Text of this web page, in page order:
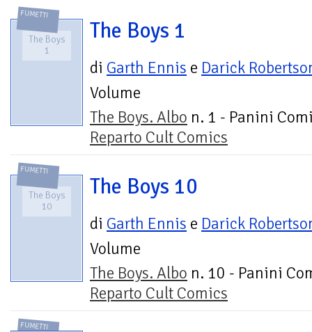
FUMETTI
The Boys
1
The Boys 1
di Garth Ennis e Darick
Volume
The Boys. Albo n. 1 - Panini
Reparto Cult Comics
FUMETTI
The Boys
10
The Boys 10
di Garth Ennis e Darick
Volume
The Boys. Albo n. 10 - Panini
Reparto Cult Comics
FUMETTI